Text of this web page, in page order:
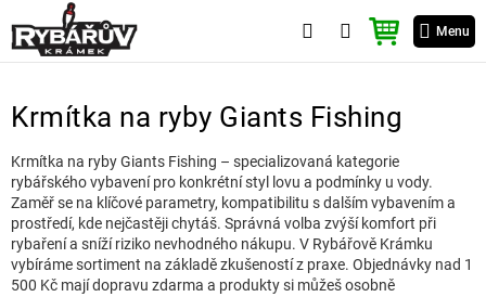
na
obsah
Menu
NÁKUPNÍ
KOŠÍK
Krmítka na ryby Giants Fishing
Krmítka na ryby Giants Fishing – specializovaná kategorie
rybářského vybavení pro konkrétní styl lovu a podmínky u vody.
Zaměř se na klíčové parametry, kompatibilitu s dalším vybavením a
prostředí, kde nejčastěji chytáš. Správná volba zvýší komfort při
rybaření a sníží riziko nevhodného nákupu. V Rybářově Krámku
vybíráme sortiment na základě zkušeností z praxe. Objednávky nad 1
500 Kč mají dopravu zdarma a produkty si můžeš osobně